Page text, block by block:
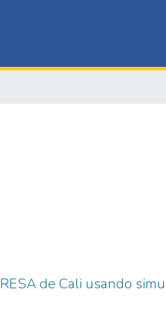
de Cali usando